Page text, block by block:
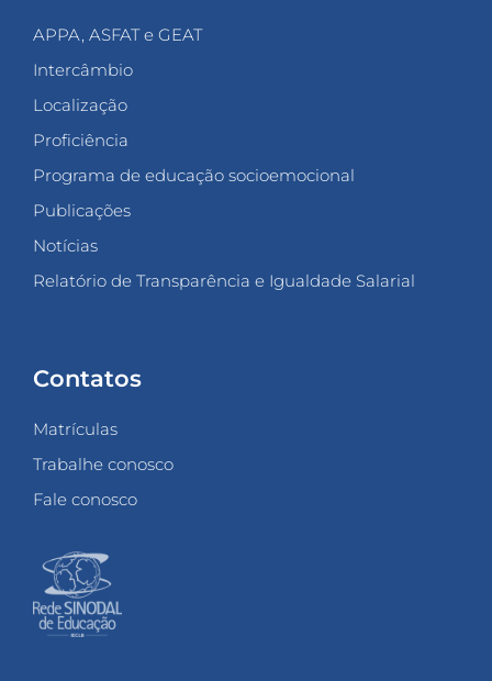
APPA, ASFAT e GEAT
Intercâmbio
Localização
Proficiência
Programa de educação socioemocional
Publicações
Notícias
Relatório de Transparência e Igualdade Salarial
Contatos
Matrículas
Trabalhe conosco
Fale conosco